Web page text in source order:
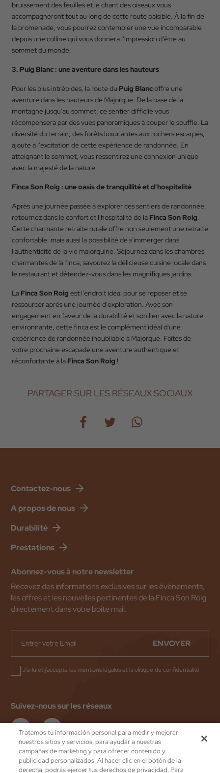
Arrivée
Départ
Occupation
Code Promo
bruissement des feuilles et le chant des oiseaux vous
accompagneront tout au long de cette route paisible. À la fin de
la promenade, vous pourrez contempler une vue incomparable
depuis une colline qui vous donnera l'impression d'être au
sommet du monde.
3. Puig Blanc : une aventure dans les hauteurs
Pour les plus intrépides, la route du Puig Blancoffre une
aventure dans les hauteurs de Majorque. De la base de la
montagne jusqu'au sommet, ce sentier difficile vous
récompensera par des vues panoramiques à couper le souffle. La
diversité du terrain, des forêts luxuriantes aux rochers escarpés,
ajoute à l'excitation de cette expérience de randonnée. En
atteignant le sommet, vous ressentirez une connexion unique
avec la majesté de la nature.
Finca Son Roig : une oasis de tranquillité et d'hospitalité
Après une journée passée à explorer ces sentiers de randonnée,
retournez dans le confort et l'hospitalité de la Finca Son Roig.
Cette charmante retraite rurale offre non seulement une retraite
confortable, mais aussi la possibilité de s'immerger dans
l'authenticité de la vie majorquine. Séjournez dans les chambres
charmantes de la finca, savourez la délicieuse cuisine locale dans
le restaurant et détendez-vous dans les magnifiques jardins.
La Finca Son Roig est l'endroit idéal pour se reposer et se
ressourcer après une journée d'exploration. Avec son
engagement en faveur de la durabilité et son lien avec la nature
environnante, cette finca est le complément idéal d'une
expérience de randonnée inoubliable à Majorque. Faites de
votre prochaine escapade une aventure authentique et
réconfortante à la Finca Son Roig !
PARTAGER SUR LES RÉSEAUX SOCIAUX
Contactez-nous
A propos de nous
Durabilité
Prestations
Abonnez-vous à notre newsletter
Recevez des informations exclusives sur les événements,
les offres et les nouvelles pertinentes de la Finca Son Roig
directement dans votre boîte mail.
ENVOYER
J'ai lu et j'accepte les mentions légaleset laolitique de confidentialité
Suivez-nous sur les réseaux
Valentin Hotels by eMascaró
Tratamos tu información personal para medir y mejorar
nuestros sitios y servicios, para ayudar a nuestras
campañas de marketing y para ofrecer contenido y
publicidad personalizados. Al hacer clic en el botón de la
derecha, podrás ejercer tus derechos de privacidad. Para